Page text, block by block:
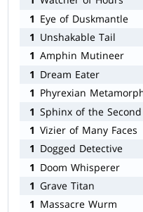
1 Eye of Duskmantle
1 Unshakable Tail
1 Amphin Mutineer
1 Dream Eater
1 Phyrexian
1 Sphinx of the
1 Vizier of Many Faces
1 Dogged Detective
1 Doom Whisperer
1 Grave Titan
1 Massacre Wurm